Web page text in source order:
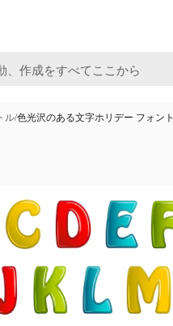
ル/色光沢のある文字ホリデー フォント